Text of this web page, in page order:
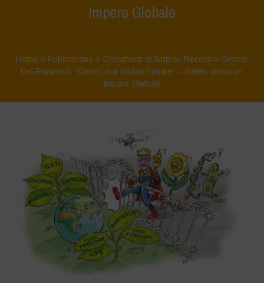
Impero Globale
Home > Publications > Documenti di Sintesi, Recenti > Sintesi
Del Rapporto: “Gates to a Global Empire” – Gates verso un
Impero Globale